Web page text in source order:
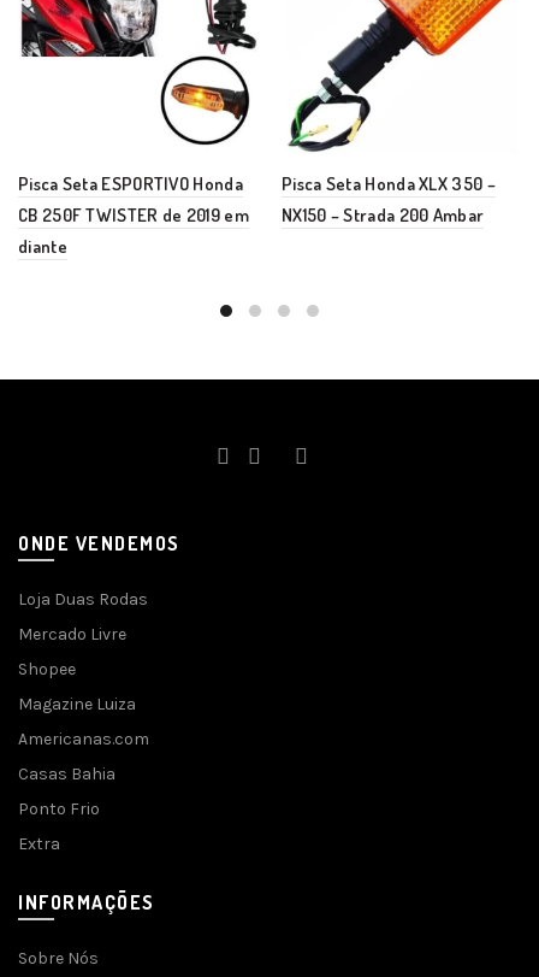
Pisca Seta ESPORTIVO Honda
CB 250F TWISTER de 2019 em
diante
Pisca Seta Honda XLX 350 –
NX150 – Strada 200 Ambar
ONDE VENDEMOS
Loja Duas Rodas
Mercado Livre
Shopee
Magazine Luiza
Americanas.com
Casas Bahia
Ponto Frio
Extra
INFORMAÇÕES
Sobre Nós